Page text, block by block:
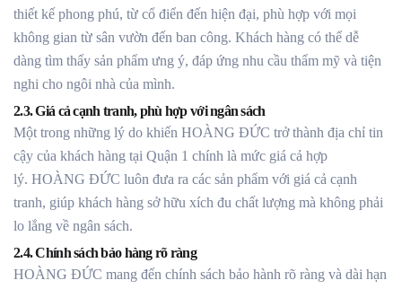
thiết kế phong phú, từ cổ điển đến hiện đại, phù hợp với mọi
không gian từ sân vườn đến ban công. Khách hàng có thể dễ
dàng tìm thấy sản phẩm ưng ý, đáp ứng nhu cầu thẩm mỹ và tiện
nghi cho ngôi nhà của mình.
2.3. Giá cả cạnh tranh, phù hợp với ngân sách
Một trong những lý do khiến HOÀNG ĐỨC trở thành địa chỉ tin
cậy của khách hàng tại Quận 1 chính là mức giá cả hợp
lý. HOÀNG ĐỨC luôn đưa ra các sản phẩm với giá cả cạnh
tranh, giúp khách hàng sở hữu xích đu chất lượng mà không phải
lo lắng về ngân sách.
2.4. Chính sách bảo hàng rõ ràng
HOÀNG ĐỨC mang đến chính sách bảo hành rõ ràng và dài hạn